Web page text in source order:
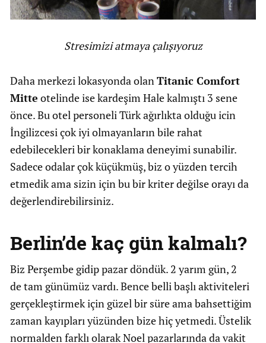
Stresimizi atmaya çalışıyoruz
Daha merkezi lokasyonda olanTitanic Comfort
Mitte otelinde ise kardeşim Hale kalmıştı 3 sene
önce. Bu otel personeli Türk ağırlıkta olduğu icin
İngilizcesi çok iyi olmayanların bile rahat
edebilecekleri bir konaklama deneyimi sunabilir.
Sadece odalar çok küçükmüş, biz o yüzden tercih
etmedik ama sizin için bu bir kriter değilse orayı da
değerlendirebilirsiniz.
Berlin’de kaç gün kalmalı?
Biz Perşembe gidip pazar döndük. 2 yarım gün, 2
de tam günümüz vardı. Bence belli başlı aktiviteleri
gerçekleştirmek için güzel bir süre ama bahsettiğim
zaman kayıpları yüzünden bize hiç yetmedi. Üstelik
normalden farklı olarak Noel pazarlarında da vakit